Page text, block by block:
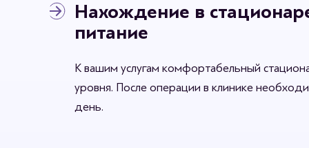
Нахождение в
питание
К вашим услугам комфортабельный
уровня. После операции в клинике
день.